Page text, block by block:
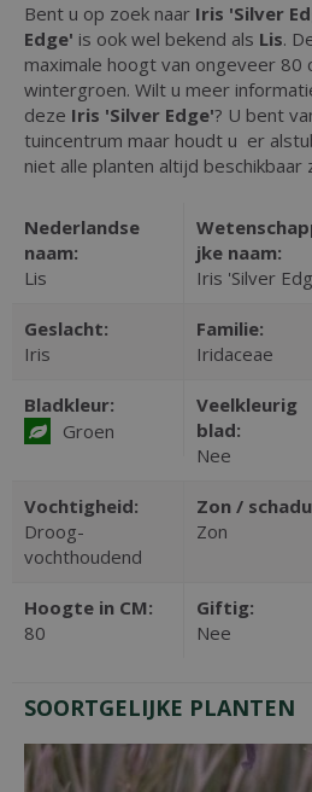
Bent u op zoek naar Iris 'Silver
Edge' is ook wel bekend als Lis.
maximale hoogt van ongeveer 80
wintergroen. Wilt u meer
deze Iris 'Silver Edge'? U bent
tuincentrum maar houdt u er
niet alle planten altijd beschikbaar
Nederlandse
naam:
Lis
jke naam:
Iris 'Silver
Geslacht:
Iris
Familie:
Iridaceae
Bladkleur:
Groen
Veelkleurig
blad:
Nee
Vochtigheid:
Droog-
vochthoudend
Zon /
Zon
Hoogte in CM:
80
Giftig:
Nee
SOORTGELIJKE PLANTEN